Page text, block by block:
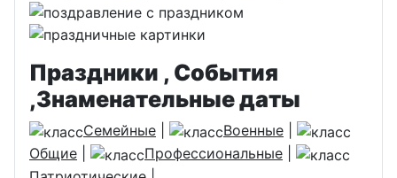
Праздники , События
,Знаменательные даты
Семейные Военные
Общие
Профессиональные